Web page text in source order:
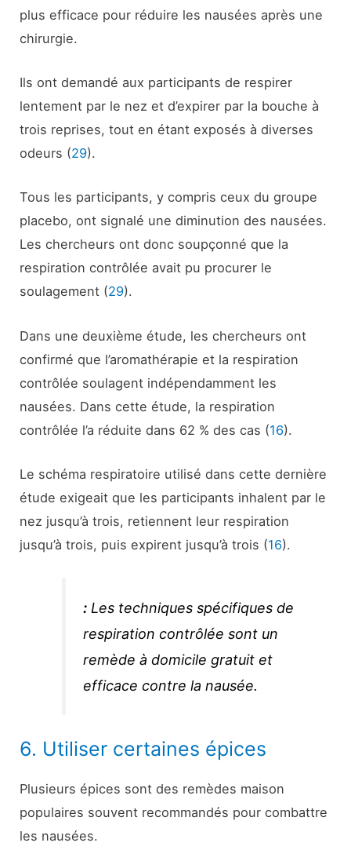
plus efficace pour réduire les nausées après une
chirurgie.
Ils ont demandé aux participants de respirer
lentement par le nez et d’expirer par la bouche à
trois reprises, tout en étant exposés à diverses
odeurs (29).
Tous les participants, y compris ceux du groupe
placebo, ont signalé une diminution des nausées.
Les chercheurs ont donc soupçonné que la
respiration contrôlée avait pu procurer le
soulagement (29).
Dans une deuxième étude, les chercheurs ont
confirmé que l’aromathérapie et la respiration
contrôlée soulagent indépendamment les
nausées. Dans cette étude, la respiration
contrôlée l’a réduite dans 62 % des cas (16).
Le schéma respiratoire utilisé dans cette dernière
étude exigeait que les participants inhalent par le
nez jusqu’à trois, retiennent leur respiration
jusqu’à trois, puis expirent jusqu’à trois (16).
: Les techniques spécifiques de
respiration contrôlée sont un
remède à domicile gratuit et
efficace contre la nausée.
6. Utiliser certaines épices
Plusieurs épices sont des remèdes maison
populaires souvent recommandés pour combattre
les nausées.